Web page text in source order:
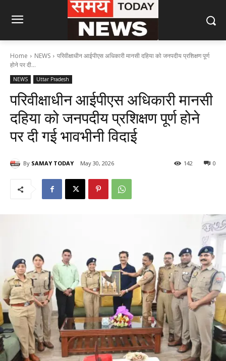
Home NEWS
परिवीक्षाधीन आईपीएस अधिकारी मानसी दहिया को जनपदीय प्रशिक्षण पूर्ण
होने पर दी...
NEWS Uttar Pradesh
परिवीक्षाधीन आईपीएस अधिकारी मानसी
दहिया को जनपदीय प्रशिक्षण पूर्ण होने
पर दी गई भावभीनी विदाई
By SAMAY TODAY May 30, 2026 0
142